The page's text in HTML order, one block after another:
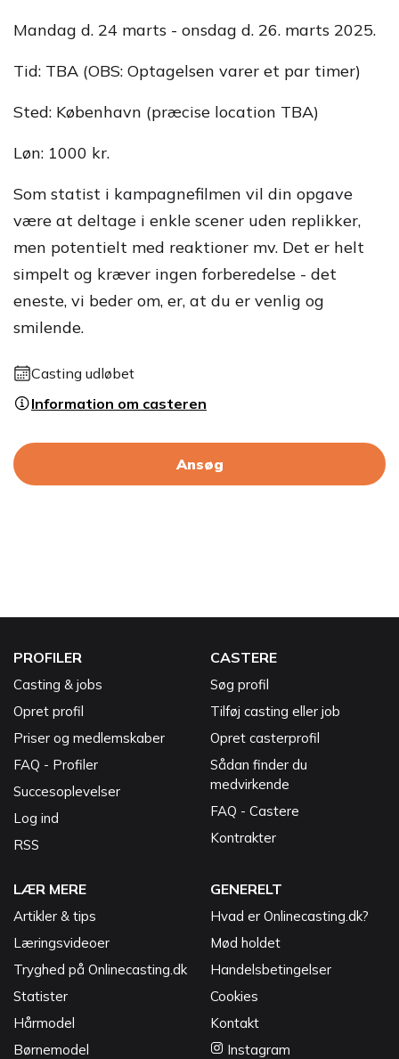
Mandag d. 24 marts - onsdag d. 26. marts 2025.
Tid: TBA (OBS: Optagelsen varer et par timer)
Sted: København (præcise location TBA)
Løn: 1000 kr.
Som statist i kampagnefilmen vil din opgave
være at deltage i enkle scener uden replikker,
men potentielt med reaktioner mv. Det er helt
simpelt og kræver ingen forberedelse - det
eneste, vi beder om, er, at du er venlig og
smilende.
Casting udløbet
Information om casteren
Ansøg
PROFILER
Casting & jobs
Opret profil
Priser og medlemskaber
FAQ - Profiler
Succesoplevelser
Log ind
RSS
CASTERE
Søg profil
Tilføj casting eller job
Opret casterprofil
Sådan finder du
medvirkende
FAQ - Castere
Kontrakter
LÆR MERE
Artikler & tips
Læringsvideoer
Tryghed på Onlinecasting.dk
Statister
Hårmodel
Børnemodel
GENERELT
Hvad er Onlinecasting.dk?
Mød holdet
Handelsbetingelser
Cookies
Kontakt
Instagram